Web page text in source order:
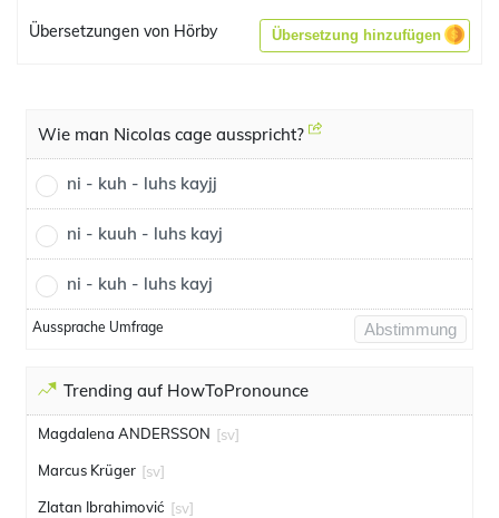
Übersetzungen von Hörby Übersetzung hinzufügen
Wie man Nicolas cage ausspricht?
ni - kuh - luhs kayjj
ni - kuuh - luhs kayj
ni - kuh - luhs kayj
Aussprache Umfrage Abstimmung
Trending auf HowToPronounce
Magdalena ANDERSSON [sv]
Marcus Krüger [sv]
Zlatan Ibrahimović [sv]